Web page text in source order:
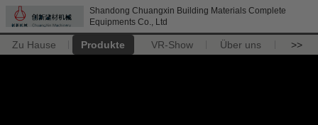
Shandong Chuangxin Building Materials Complete
Equipments Co., Ltd
Zu Hause Produkte VR-Show Über uns >>